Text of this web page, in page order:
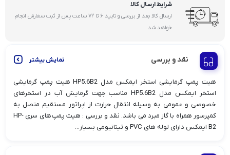
شرایط ارسال کالا
ارسال کالا بعد از بررسی و تایید ۶ تا ۷۲ ساعت پس از ثبت سفارش انجام
خواهد شد
نقد و بررسی نمایش بیشتر
هیت پمپ گرمایشی استخر ایمکس مدل HP5.6B2 هیت پمپ گرمایشی
استخر ایمکس مدل HP5.6B2 مناسب جهت گرمایش آب در استخرهای
خصوصی و عمومی به وسیله انتقال حرارت از اپراتور مستقیم متصل به
کمپرسور همراه با گاز مبرد می باشد. نقد و بررسی : هیت پمپ های سری HP-
B2 ایمکس دارای لوله های PVC و تیتانیومی بسیار...